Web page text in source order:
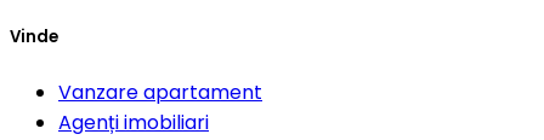
Vinde
Vanzare apartament
Agenți imobiliari